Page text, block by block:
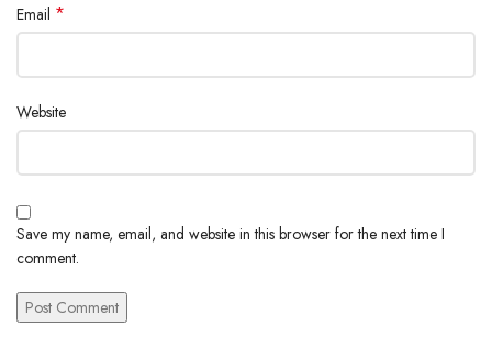
Email *
Website
Save my name, email, and website in this browser for the next time I
comment.